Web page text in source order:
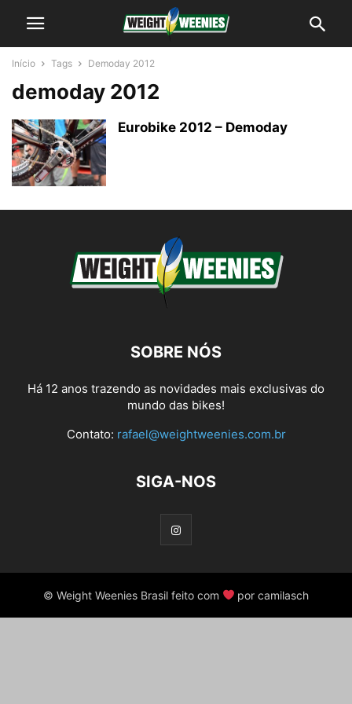
Início Tags Demoday 2012
demoday 2012
Eurobike 2012 – Demoday
SOBRE NÓS
Há 12 anos trazendo as novidades mais exclusivas do
mundo das bikes!
Contato: rafael@weightweenies.com.br
SIGA-NOS
© Weight Weenies Brasil feito com por camilasch